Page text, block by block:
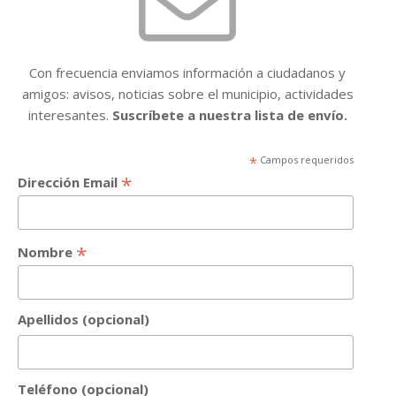
Con frecuencia enviamos información a ciudadanos y
amigos: avisos, noticias sobre el municipio, actividades
interesantes. Suscríbete a nuestra lista de envío.
* Campos requeridos
Dirección Email *
Nombre *
Apellidos (opcional)
Teléfono (opcional)